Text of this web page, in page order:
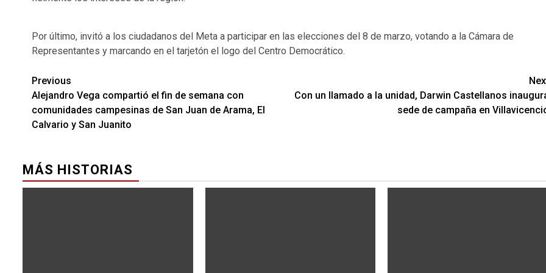
Por último, invitó a los ciudadanos del Meta a participar en las elecciones del 8 de marzo, votando a la Cámara de
Representantes y marcando en el tarjetón el logo del Centro Democrático.
Previous
Alejandro Vega compartió el fin de semana con
comunidades campesinas de San Juan de Arama, El
Calvario y San Juanito
Con un llamado a la unidad, Darwin Castellanos
sede de campaña en
MÁS HISTORIAS